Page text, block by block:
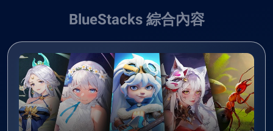
BlueStacks 綜合內容